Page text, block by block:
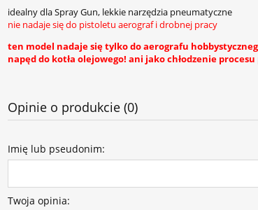
idealny dla Spray Gun, lekkie narzędzia pneumatyczne
nie nadaje się do pistoletu aerograf i drobnej pracy
ten model nadaje się tylko do aerografu
napęd do kotła olejowego! ani jako chłodzenie
Opinie o produkcie (0)
Imię lub pseudonim:
Twoja opinia: